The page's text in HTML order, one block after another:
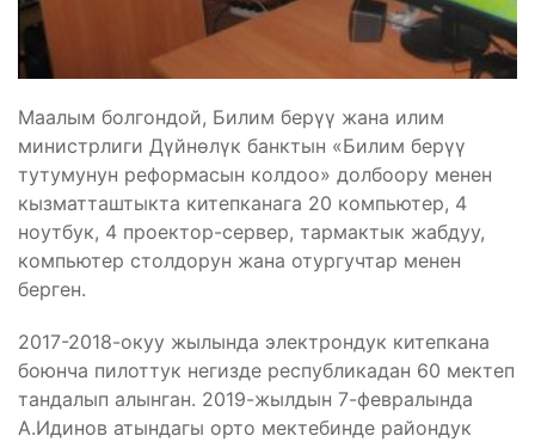
Маалым болгондой, Билим берүү жана илим
министрлиги Дүйнөлүк банктын «Билим берүү
тутумунун реформасын колдоо» долбоору менен
кызматташтыкта китепканага 20 компьютер, 4
ноутбук, 4 проектор-сервер, тармактык жабдуу,
компьютер столдорун жана отургучтар менен
берген.
2017-2018-окуу жылында электрондук китепкана
боюнча пилоттук негизде республикадан 60 мектеп
тандалып алынган. 2019-жылдын 7-февралында
А.Идинов атындагы орто мектебинде райондук